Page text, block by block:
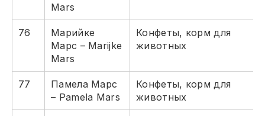
Mars
76
Марийке
Марс – Marijke
Mars
Конфеты, корм для
животных
77
Памела Марс
– Pamela Mars
Конфеты, корм для
животных